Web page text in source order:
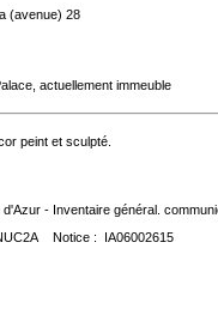
(avenue) 28
actuellement immeuble
peint et sculpté.
- Inventaire général.
Notice : IA06002615